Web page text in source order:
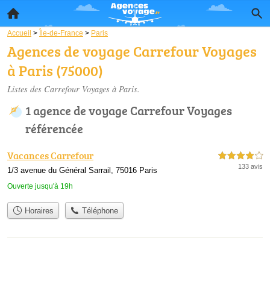
Accueil > Île-de-France > Paris
Agences de voyage Carrefour Voyages
à Paris (75000)
Listes des Carrefour Voyages à Paris.
1 agence de voyage Carrefour Voyages
référencée
Vacances Carrefour
1/3 avenue du Général Sarrail, 75016 Paris
Ouverte jusqu'à 19h
4,0 étoiles sur 5
133 avis
Horaires Téléphone